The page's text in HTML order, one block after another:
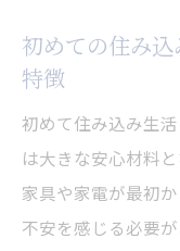
住み込み
家具付き
すコツ
住み込み
に
初めての住み
特徴
初めて住み込み生
は大きな安心材料
家具や家電が最初
不安を感じる必要